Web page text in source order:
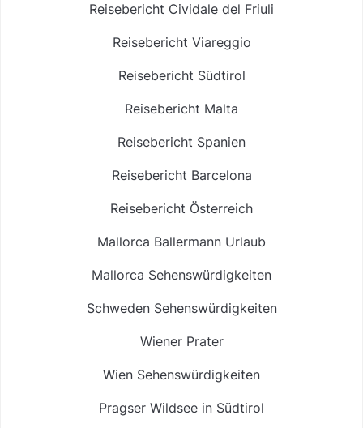
Reisebericht Cividale del Friuli
Reisebericht Viareggio
Reisebericht Südtirol
Reisebericht Malta
Reisebericht Spanien
Reisebericht Barcelona
Reisebericht Österreich
Mallorca Ballermann Urlaub
Mallorca Sehenswürdigkeiten
Schweden Sehenswürdigkeiten
Wiener Prater
Wien Sehenswürdigkeiten
Pragser Wildsee in Südtirol